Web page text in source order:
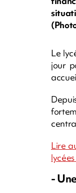
Le
jour
Lire
-